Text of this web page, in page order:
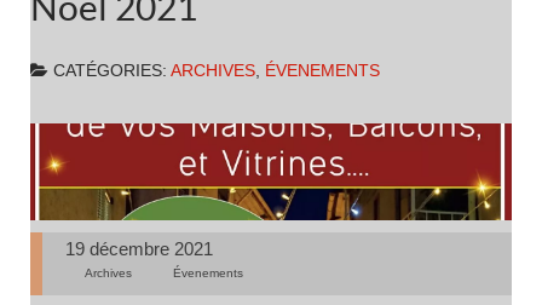
CATÉGORIES: ARCHIVES, ÉVENEMENTS
19 décembre 2021
Archives Évenements